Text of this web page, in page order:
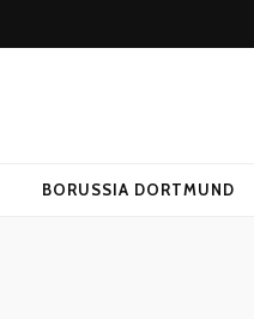
BORUSSIA DORTMUND